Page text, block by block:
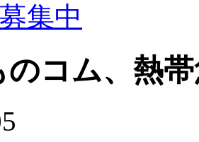
集中
のコム、熱